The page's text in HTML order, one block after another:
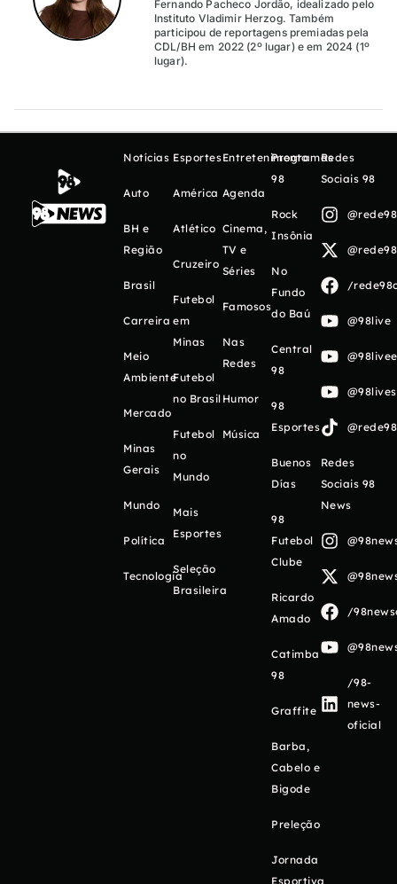
Fernando Pacheco Jordão, idealizado pelo
Instituto Vladimir Herzog. Também
participou de reportagens premiadas pela
CDL/BH em 2022 (2º lugar) e em 2024 (1º
lugar).
Notícias
Auto
BH e
Região
Brasil
Carreira
Meio
Ambiente
Mercado
Minas
Gerais
Mundo
Política
Tecnologia
Esportes
América
Atlético
Cruzeiro
Futebol
em
Minas
Futebol
no Brasil
Futebol
no
Mundo
Mais
Esportes
Seleção
Brasileira
Entretenimento
Agenda
Cinema,
TV e
Séries
Famosos
Nas
Redes
Humor
Música
Programas
98
Rock
Insônia
No
Fundo
do Baú
Central
98
98
Esportes
Buenos
Días
98
Futebol
Clube
Ricardo
Amado
Catimba
98
Graffite
Barba,
Cabelo e
Bigode
Preleção
Jornada
Esportiva
Redes
Sociais 98
/
@98live
Redes
Sociais 98
News
/
/98-
news-
oficial